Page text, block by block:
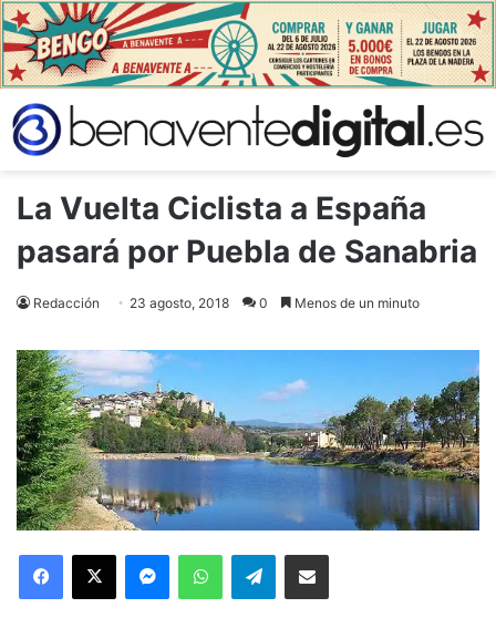
La Vuelta Ciclista a España
pasará por Puebla de Sanabria
Redacción 23 agosto, 2018 0 Menos de un minuto
Telegram